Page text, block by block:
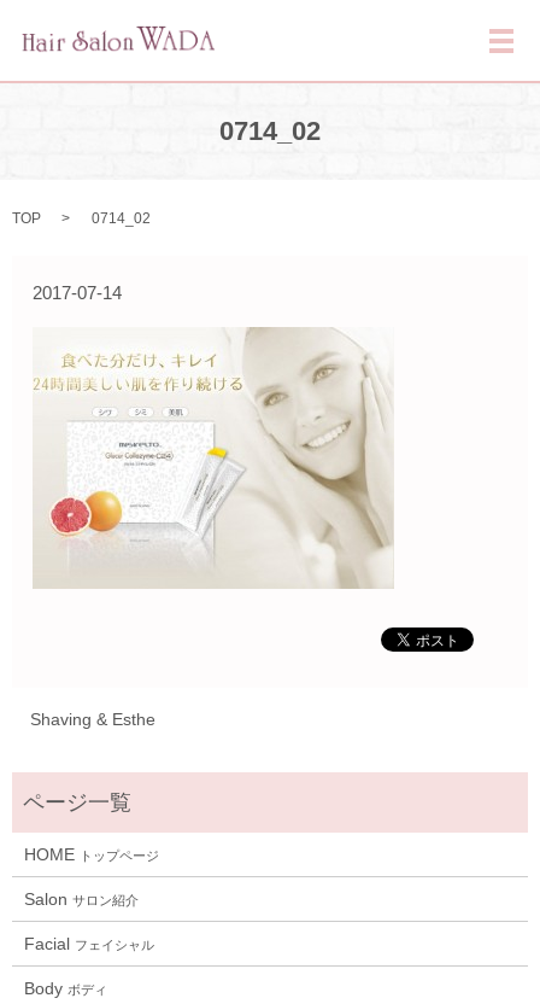
メ
0714_02
TOP 0714_02
2017-07-14
Shaving & Esthe
HOME トップページ
Salon サロン紹介
Facial フェイシャル
Body ボディ